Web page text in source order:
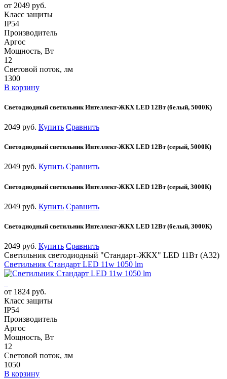
от 2049 руб.
Класс защиты
IP54
Производитель
Аргос
Мощность, Вт
12
Световой поток, лм
1300
В корзину
Светодиодный светильник Интеллект-ЖКХ LED 12Вт (белый, 5000К)
2049 руб. Купить Сравнить
Светодиодный светильник Интеллект-ЖКХ LED 12Вт (серый, 5000К)
2049 руб. Купить Сравнить
Светодиодный светильник Интеллект-ЖКХ LED 12Вт (серый, 3000К)
2049 руб. Купить Сравнить
Светодиодный светильник Интеллект-ЖКХ LED 12Вт (белый, 3000К)
2049 руб. Купить Сравнить
Светильник светодиодный "Стандарт-ЖКХ" LED 11Вт (А32)
Cветильник Стандарт LED 11w 1050 lm
от 1824 руб.
Класс защиты
IP54
Производитель
Аргос
Мощность, Вт
12
Световой поток, лм
1050
В корзину